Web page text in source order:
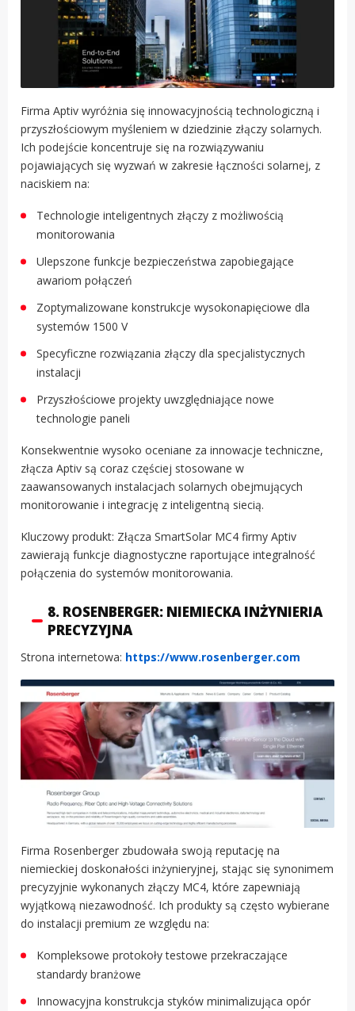
Firma Aptiv wyróżnia się innowacyjnością technologiczną i
przyszłościowym myśleniem w dziedzinie złączy solarnych.
Ich podejście koncentruje się na rozwiązywaniu
pojawiających się wyzwań w zakresie łączności solarnej, z
naciskiem na:
Technologie inteligentnych złączy z możliwością
monitorowania
Ulepszone funkcje bezpieczeństwa zapobiegające
awariom połączeń
Zoptymalizowane konstrukcje wysokonapięciowe dla
systemów 1500 V
Specyficzne rozwiązania złączy dla specjalistycznych
instalacji
Przyszłościowe projekty uwzględniające nowe
technologie paneli
Konsekwentnie wysoko oceniane za innowacje techniczne,
złącza Aptiv są coraz częściej stosowane w
zaawansowanych instalacjach solarnych obejmujących
monitorowanie i integrację z inteligentną siecią.
Kluczowy produkt: Złącza SmartSolar MC4 firmy Aptiv
zawierają funkcje diagnostyczne raportujące integralność
połączenia do systemów monitorowania.
8. ROSENBERGER: NIEMIECKA INŻYNIERIA
PRECYZYJNA
Strona internetowa: https://www.rosenberger.com
Firma Rosenberger zbudowała swoją reputację na
niemieckiej doskonałości inżynieryjnej, stając się synonimem
precyzyjnie wykonanych złączy MC4, które zapewniają
wyjątkową niezawodność. Ich produkty są często wybierane
do instalacji premium ze względu na:
Kompleksowe protokoły testowe przekraczające
standardy branżowe
Innowacyjna konstrukcja styków minimalizująca opór